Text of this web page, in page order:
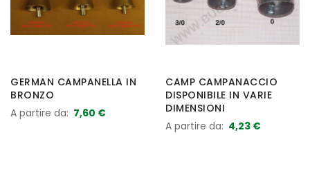
GERMAN CAMPANELLA IN
BRONZO
A partire da 7,60 €
CAMP CAMPANACCIO
DISPONIBILE IN VARIE
DIMENSIONI
A partire da 4,23 €